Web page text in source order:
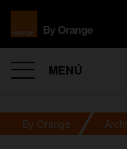
MENÚ
By Orange